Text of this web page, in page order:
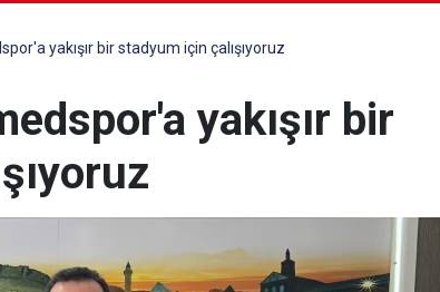
yakışır bir stadyum için çalışıyoruz
yakışır bir